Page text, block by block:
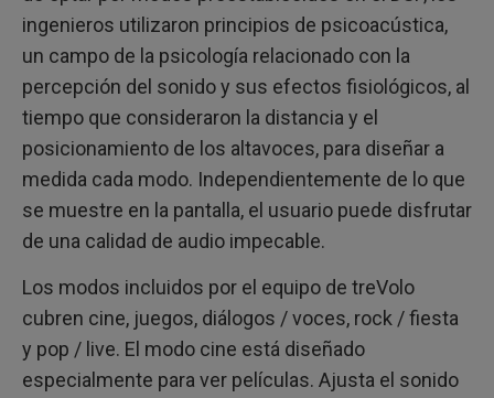
ingenieros utilizaron principios de psicoacústica,
un campo de la psicología relacionado con la
percepción del sonido y sus efectos fisiológicos, al
tiempo que consideraron la distancia y el
posicionamiento de los altavoces, para diseñar a
medida cada modo. Independientemente de lo que
se muestre en la pantalla, el usuario puede disfrutar
de una calidad de audio impecable.
Los modos incluidos por el equipo de treVolo
cubren cine, juegos, diálogos / voces, rock / fiesta
y pop / live. El modo cine está diseñado
especialmente para ver películas. Ajusta el sonido